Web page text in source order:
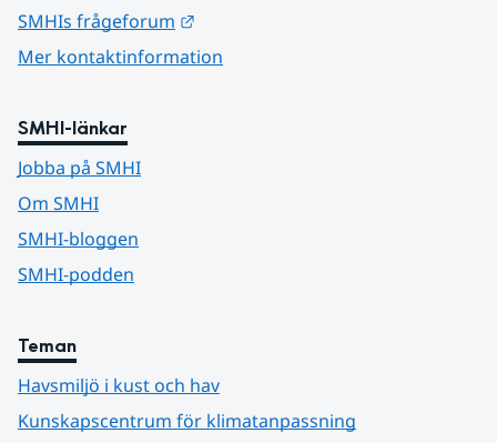
SMHIs frågeforum
Mer kontaktinformation
SMHI-länkar
Jobba på SMHI
Om SMHI
SMHI-bloggen
SMHI-podden
Teman
Havsmiljö i kust och hav
Kunskapscentrum för klimatanpassning